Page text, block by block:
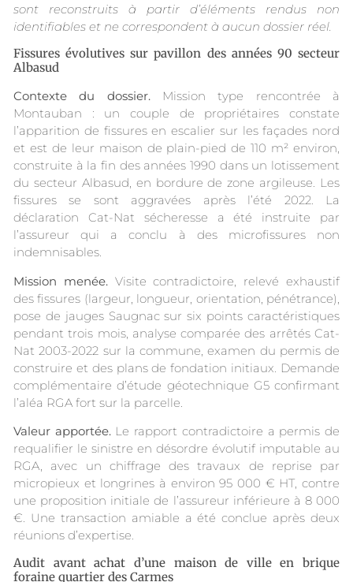
sont reconstruits à partir d’éléments rendus non
identifiables et ne correspondent à aucun dossier réel.
Fissures évolutives sur pavillon des années 90 secteur
Albasud
Contexte du dossier.Mission type rencontrée à
Montauban : un couple de propriétaires constate
l’apparition de fissures en escalier sur les façades nord
et est de leur maison de plain-pied de 110 m² environ,
construite à la fin des années 1990 dans un lotissement
du secteur Albasud, en bordure de zone argileuse. Les
fissures se sont aggravées après l’été 2022. La
déclaration Cat-Nat sécheresse a été instruite par
l’assureur qui a conclu à des microfissures non
indemnisables.
Mission menée. Visite contradictoire, relevé exhaustif
des fissures (largeur, longueur, orientation, pénétrance),
pose de jauges Saugnac sur six points caractéristiques
pendant trois mois, analyse comparée des arrêtés Cat-
Nat 2003-2022 sur la commune, examen du permis de
construire et des plans de fondation initiaux. Demande
complémentaire d’étude géotechnique G5 confirmant
l’aléa RGA fort sur la parcelle.
Valeur apportée.Le rapport contradictoire a permis de
requalifier le sinistre en désordre évolutif imputable au
RGA, avec un chiffrage des travaux de reprise par
micropieux et longrines à environ 95 000 € HT, contre
une proposition initiale de l’assureur inférieure à 8 000
€. Une transaction amiable a été conclue après deux
réunions d’expertise.
Audit avant achat d’une maison de ville en brique
foraine quartier des Carmes